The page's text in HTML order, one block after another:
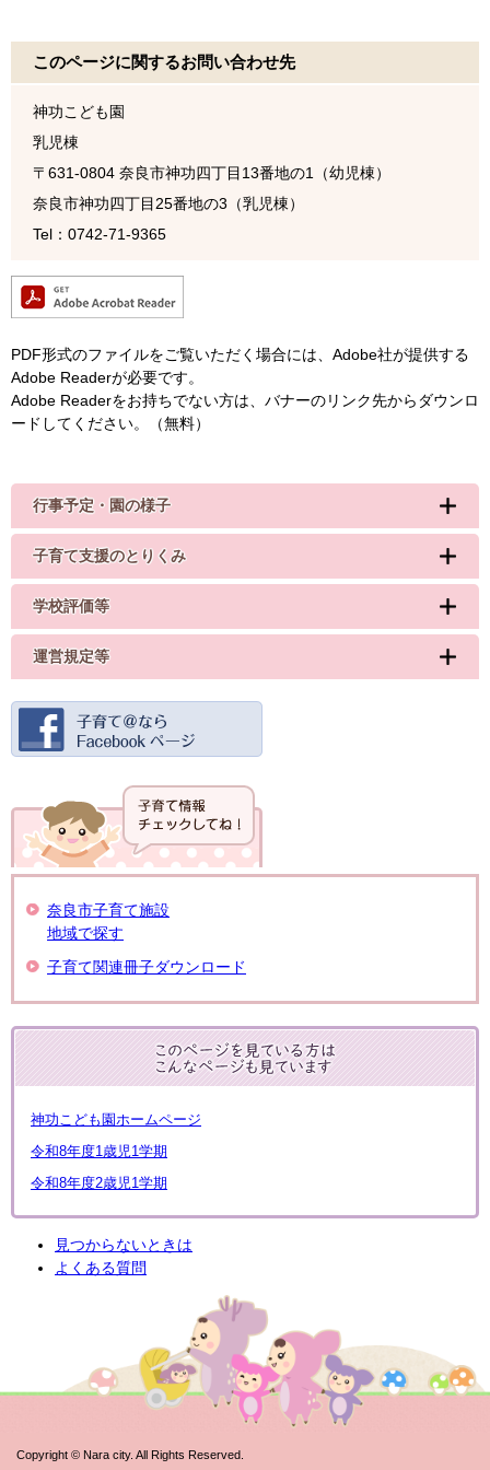
このページに関するお問い合わせ先
神功こども園
乳児棟
〒631-0804 奈良市神功四丁目13番地の1（幼児棟）
奈良市神功四丁目25番地の3（乳児棟）
Tel：0742-71-9365
PDF形式のファイルをご覧いただく場合には、Adobe社が提供する
Adobe Readerが必要です。
Adobe Readerをお持ちでない方は、バナーのリンク先からダウンロ
ードしてください。（無料）
行事予定・園の様子
子育て支援のとりくみ
学校評価等
運営規定等
奈良市子育て施設
地域で探す
子育て関連冊子ダウンロード
神功こども園ホームページ
令和8年度1歳児1学期
令和8年度2歳児1学期
見つからないときは
よくある質問
Copyright © Nara city. All Rights Reserved.